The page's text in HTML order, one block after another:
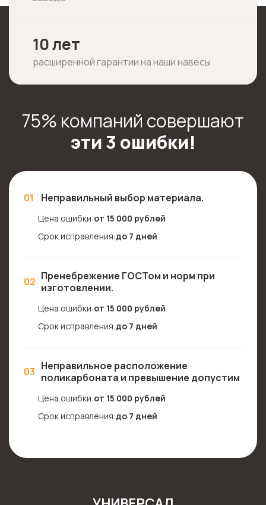
10 лет
расширенной гарантии на наши навесы
75% компаний совершают
эти 3 ошибки!
01 Неправильный выбор материала.
Цена ошибки:от 15 000 рублей
Срок исправления:до 7 дней
02 Пренебрежение ГОСТом и норм при
изготовлении.
Цена ошибки:от 15 000 рублей
Срок исправления:до 7 дней
03 Неправильное расположение
поликарбоната и превышение допустим
Цена ошибки:от 15 000 рублей
Срок исправления:до 7 дней